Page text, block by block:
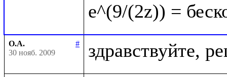
О.А.
#
30 нояб. 2009